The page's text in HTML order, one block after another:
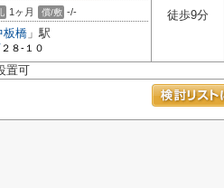
1ヶ月 償/敷 -/-
板橋 」駅
２８-１０
徒歩9分
置可